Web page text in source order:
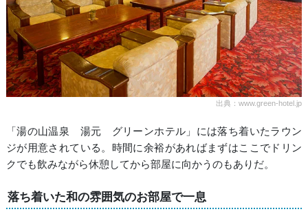
出典：www.green-hotel.jp
「湯の山温泉 湯元 グリーンホテル」には落ち着いたラウン
ジが用意されている。時間に余裕があればまずはここでドリン
クでも飲みながら休憩してから部屋に向かうのもありだ。
落ち着いた和の雰囲気のお部屋で一息